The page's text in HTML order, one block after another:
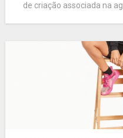
de criação associada na